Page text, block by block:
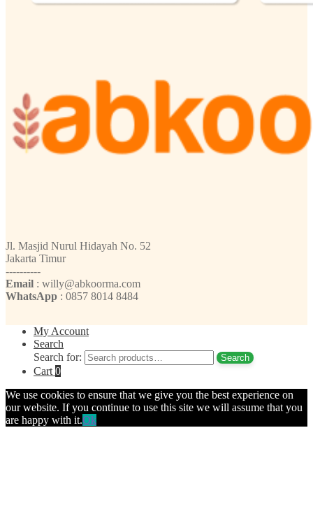
Jl. Masjid Nurul Hidayah No. 52
Jakarta Timur
----------
Email : willy@abkoorma.com
WhatsApp : 0857 8014 8484
My Account
Search
Search for:
Search
Cart 0
We use cookies to ensure that we give you the best experience on
our website. If you continue to use this site we will assume that you
are happy with it.Ok